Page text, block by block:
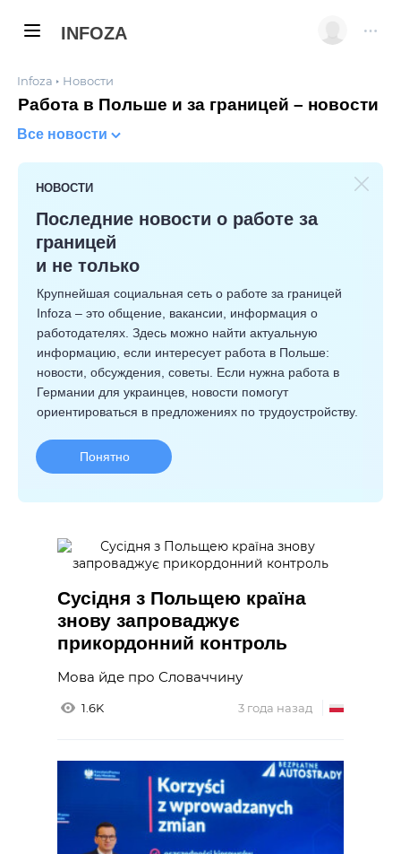
INFOZA
Infoza Новости
Работа в Польше и за границей – новости
Все новости
НОВОСТИ
Последние новости о работе за
границей
и не только
Крупнейшая социальная сеть о работе за границей
Infoza – это общение, вакансии, информация о
работодателях. Здесь можно найти актуальную
информацию, если интересует работа в Польше:
новости, обсуждения, советы. Если нужна работа в
Германии для украинцев, новости помогут
ориентироваться в предложениях по трудоустройству.
Понятно
Сусідня з Польщею країна
знову запроваджує
прикордонний контроль
Мова йде про Словаччину
1.6K 3 года назад